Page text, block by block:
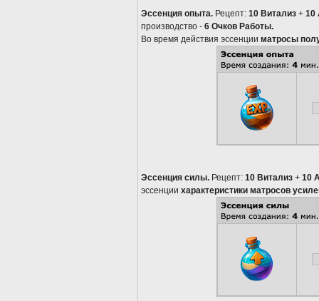
Эссенция опыта. Рецепт: 10 Витализ + 10
производство - 6 Очков Работы.
Во время действия эссенции матросы
Эссенция силы. Рецепт: 10 Витализ + 10
эссенции характеристики матросов